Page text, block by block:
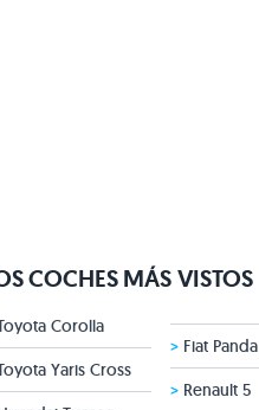
COCHES MÁS VISTOS
Corolla
Yaris Cross
> Fiat Panda
> Renault 5